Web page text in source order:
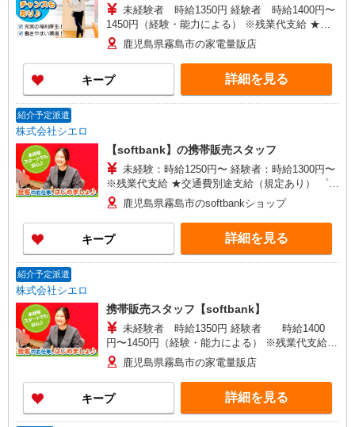
未経験者 時給1350円 経験者 時給1400円〜
1450円（経験・能力による） ※残業代支給 ★交
通費別途支給（規定あり） ゜+゜・。○。・゜
+゜・。○。・゜+゜ 入社祝い金10万円支給(規定
有) お友達を紹介頂くと, インセンティブ支給(規定
有) ★月2回払い・週払い可能（規程有）★ ゜・。
○。・゜+゜・。○。・゜+゜
鹿児島県霧島市の家電量販店
キープ 詳細を見る
紹介予定派遣
株式会社シエロ
【softbank】の携帯販売スタッフ
未経験：時給1250円〜 経験者：時給1300円〜
※残業代支給 ★交通費別途支給（規定あり） ゜
+゜・。○。・゜+゜・。○。・゜+゜ 入社祝い金10
万円支給(規定有) お友達を紹介頂くと, インセンテ
ィブ支給(規定有) ★月2回払い・週払い可能（規程
有）★ ゜・。○。・゜+゜・。○。・゜+゜
鹿児島県霧島市のsoftbankショップ
キープ 詳細を見る
紹介予定派遣
株式会社シエロ
携帯販売スタッフ【softbank】
未経験者 時給1350円 経験者 時給1400
円〜1450円（経験・能力による） ※残業代支給
★交通費別途支給（規定あり） ゜+゜・。○。・゜
+゜・。○。・゜+゜ 入社祝い金10万円支給(規定
有) お友達を紹介頂くと, インセンティブ支給(規定
有) ★月2回払い・週払い可能（規程有）★ ゜・。
○。・゜+゜・。○。・゜+゜
鹿児島県霧島市の家電量販店
キープ 詳細を見る